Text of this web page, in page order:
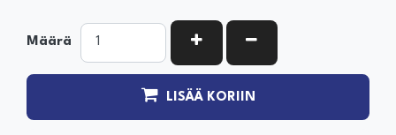
Määrä KASVATA MÄÄRÄÄ
VÄHENNÄ MÄÄRÄÄ
LISÄÄ KORIIN